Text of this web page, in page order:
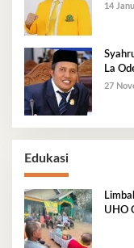
14
La
27
Edukasi
UHO